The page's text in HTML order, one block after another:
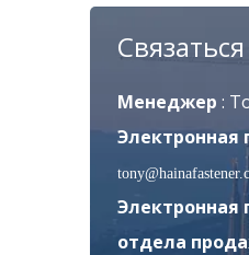
Менеджер :
Электронная
Электронная
отдела